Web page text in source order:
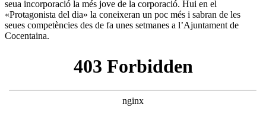
seua incorporació la més jove de la corporació. Hui en el
«Protagonista del dia» la coneixeran un poc més i sabran de les
seues competències des de fa unes setmanes a l’Ajuntament de
Cocentaina.